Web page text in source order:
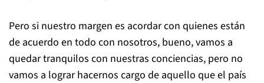
Pero si nuestro margen es acordar con quienes están
de acuerdo en todo con nosotros, bueno, vamos a
quedar tranquilos con nuestras conciencias, pero no
vamos a lograr hacernos cargo de aquello que el país